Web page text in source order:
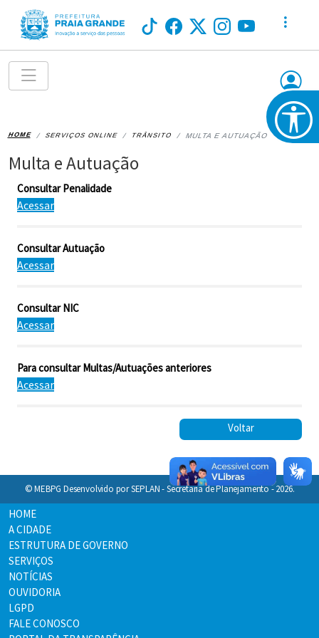
HOME SERVIÇOS ONLINE TRÂNSITO MULTA E AUTUAÇÃO
Multa e Autuação
Consultar Penalidade
Acessar
Consultar Autuação
Acessar
Consultar NIC
Acessar
Para consultar Multas/Autuações anteriores
Acessar
Voltar
© MEBPG Desenvolvido por SEPLAN - Secretaria de Planejamento - 2026.
HOME
A CIDADE
ESTRUTURA DE GOVERNO
SERVIÇOS
NOTÍCIAS
OUVIDORIA
LGPD
FALE CONOSCO